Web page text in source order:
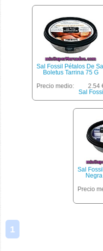
Sal Fossil Pétalos De Sal
Boletus Tarrina 75 G
Precio medio:
2.54
Sal Fossil
Sal
Precio
1